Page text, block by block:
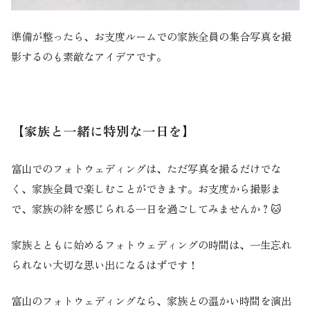
準備が整ったら、お支度ルームでの家族全員の集合写真を撮
影するのも素敵なアイデアです。
【家族と一緒に特別な一日を】
富山でのフォトウェディングは、ただ写真を撮るだけでな
く、家族全員で楽しむことができます。お支度から撮影ま
で、家族の絆を感じられる一日を過ごしてみませんか？🐱
家族とともに始めるフォトウェディングの時間は、一生忘れ
られない大切な思い出になるはずです！
富山のフォトウェディングなら、家族との温かい時間を演出